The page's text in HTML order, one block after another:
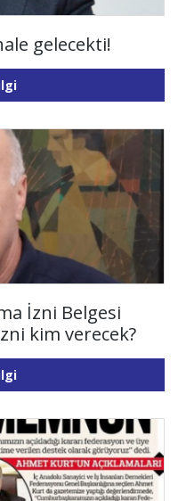
gelecekti!
İzni Belgesi
kim verecek?